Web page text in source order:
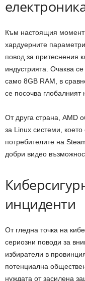
Към настоящия
хардуерните
повод за притеснения
индустрията. Очаква
само 8GB RAM, в
се посочва глобалният
От друга страна, AMD
за Linux системи,
потребителите на
добри видео
инциденти
От гледна точка на
сериозни поводи за
избиратели в
потенциална
нуждата от засилена